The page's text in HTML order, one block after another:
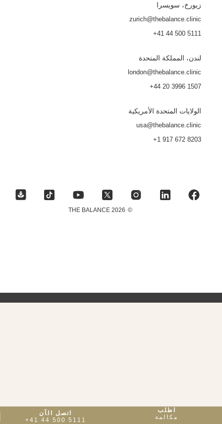
زيورخ، سويسرا
zurich@thebalance.clinic
+41 44 500 5111
لندن، المملكة المتحدة
london@thebalance.clinic
+44 20 3996 1507
الولايات المتحدة الأمريكية
usa@thebalance.clinic
+1 917 672 8203
©
2026 THE BALANCE
اطلب
مكالمة
اتصل الآن
+41 44 500 5111